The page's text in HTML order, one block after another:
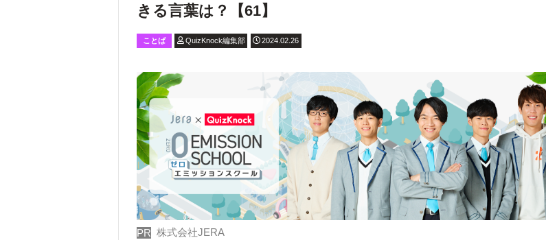
きる言葉は？【61】
ことば QuizKnock編集部 2024.02.26
PR 株式会社JERA